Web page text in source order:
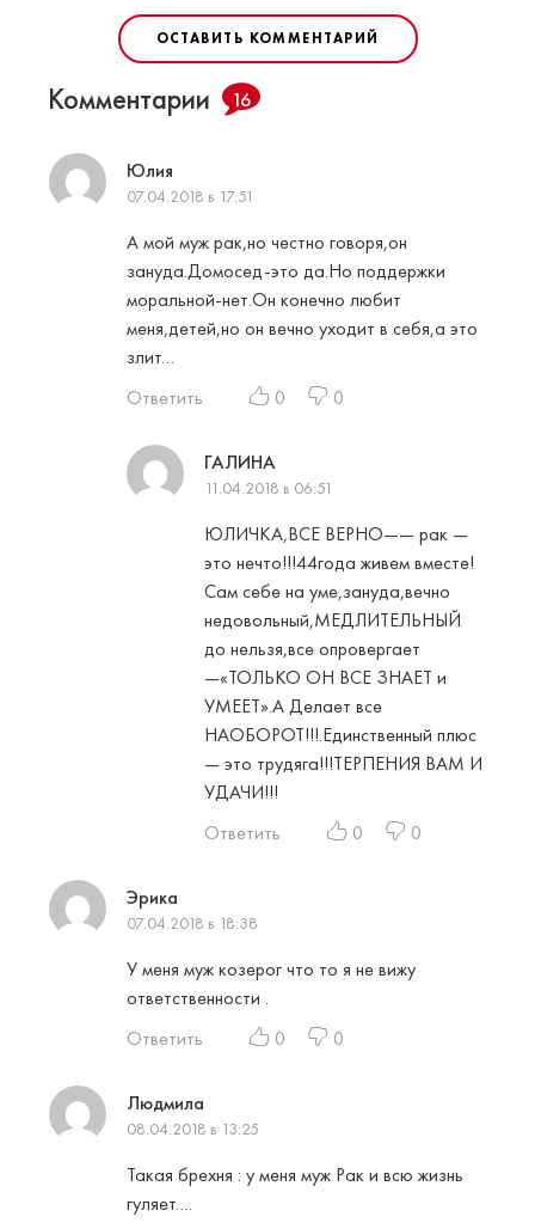
ОСТАВИТЬ КОММЕНТАРИЙ
Комментарии 16
Юлия
07.04.2018 в 17:51
А мой муж рак,но честно говоря,он
зануда.Домосед-это да.Но поддержки
моральной-нет.Он конечно любит
меня,детей,но он вечно уходит в себя,а это
злит…
Ответить
0 0
ГАЛИНА
11.04.2018 в 06:51
ЮЛИЧКА,ВСЕ ВЕРНО—— рак —
это нечто!!!44года живем вместе!
Сам себе на уме,зануда,вечно
недовольный,МЕДЛИТЕЛЬНЫЙ
до нельзя,все опровергает
—«ТОЛЬКО ОН ВСЕ ЗНАЕТ и
УМЕЕТ».А Делает все
НАОБОРОТ!!!.Единственный плюс
— это трудяга!!!ТЕРПЕНИЯ ВАМ И
УДАЧИ!!!
Ответить
0 0
Эрика
07.04.2018 в 18:38
У меня муж козерог что то я не вижу
ответственности .
Ответить
0 0
Людмила
08.04.2018 в 13:25
Такая брехня : у меня муж Рак и всю жизнь
гуляет….